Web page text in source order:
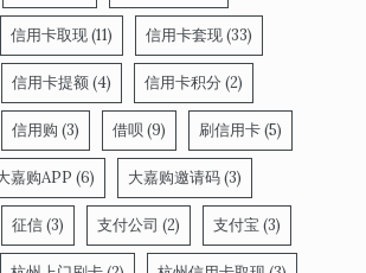
信用卡取现(11) 信用卡套现(33)
信用卡提额(4) 信用卡积分 (2)
信用购 (3) 借呗(9) 刷信用卡(5)
嘉购APP (6) 大嘉购邀请码(3)
征信(3) 支付公司 (2) 支付宝(3)